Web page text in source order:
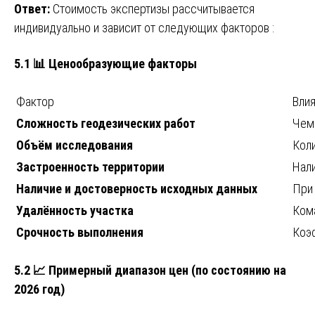
Ответ: Стоимость экспертизы рассчитывается
индивидуально и зависит от следующих факторов :
5.1 📊 Ценообразующие факторы
Фактор
Сложность геодезических работ
Чем
Объём исследования
Застроенность территории
Наличие и достоверность исходных данных
При
Удалённость участка
Срочность выполнения
5.2 📈 Примерный диапазон цен (по состоянию на
2026 год)